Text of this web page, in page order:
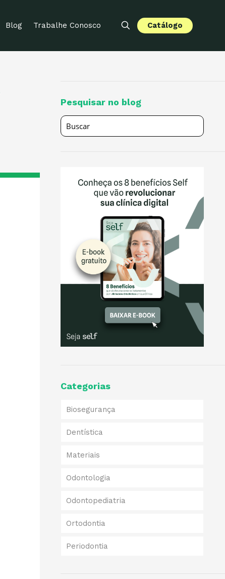
Blog Trabalhe Conosco Catálogo
Pesquisar no blog
Categorias
Biosegurança
Dentística
Materiais
Odontologia
Odontopediatria
Ortodontia
Periodontia